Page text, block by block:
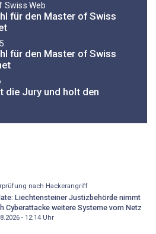
Swiss Web
für den Master of Swiss
für den Master of Swiss
Jury und holt den
nach Hackerangriff
Liechtensteiner Justizbehörde nimmt
Cyberattacke weitere Systeme vom Netz
- 12:14Uhr